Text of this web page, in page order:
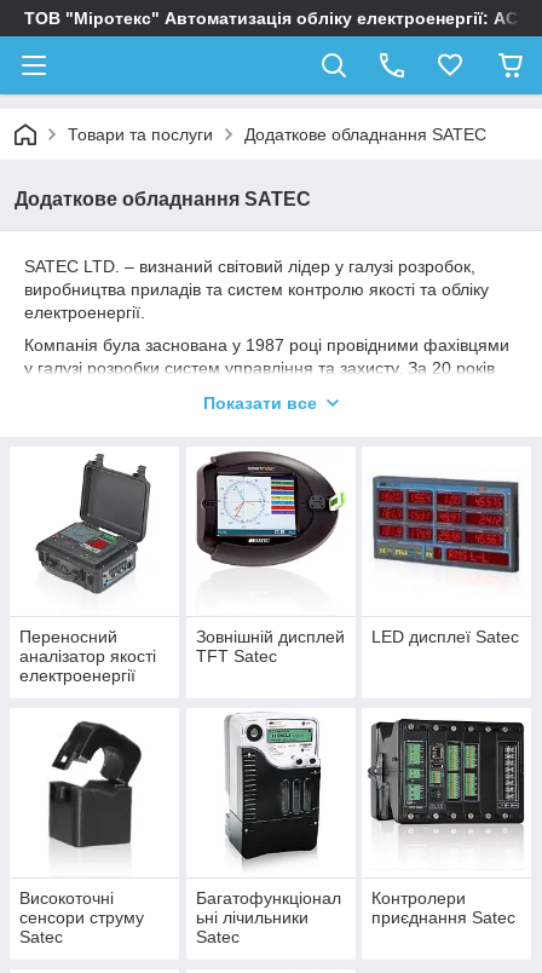
ТОВ "Міротекс" Автоматизація обліку електроенергії:
Товари та послуги Додаткове обладнання SATEC
Додаткове обладнання SATEC
SATEC LTD. – визнаний світовий лідер у галузі розробок,
виробництва приладів та систем контролю якості та обліку
електроенергії.
Компанія була заснована у 1987 році провідними фахівцями
у галузі розробки систем управління та захисту. За 20 років
дозволяє знаходити оптимальні рішення для енергетичного
SATEC виробляє широкий перелік обладнання, починаючи
від базових версій мультиметрів і закінчуючи складними
електронними приладами для аналізу якості, обліку
електроенергії та автоматизації.
SATEC експортує свою продукцію більш ніж в 40 країн по
всьому світу.
Показати все
Переносний
аналізатор якості
електроенергії
Зовнішній дисплей
TFT Satec
LED дисплеї Satec
Високоточні
сенсори струму
Satec
Багатофункціонал
ьні лічильники
Satec
Контролери
приєднання Satec